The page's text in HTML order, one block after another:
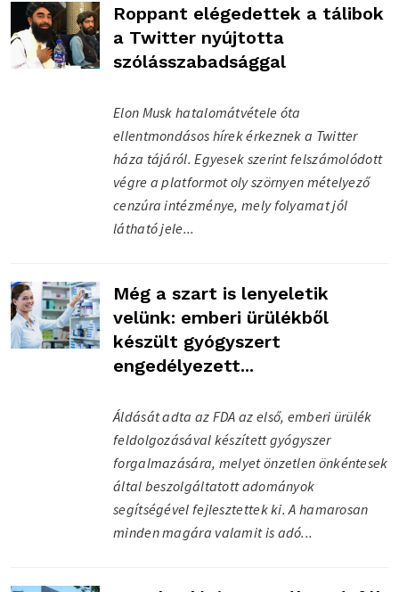
Roppant elégedettek a tálibok
a Twitter nyújtotta
szólásszabadsággal
Elon Musk hatalomátvétele óta
ellentmondásos hírek érkeznek a Twitter
háza tájáról. Egyesek szerint felszámolódott
végre a platformot oly szörnyen mételyező
cenzúra intézménye, mely folyamat jól
látható jele...
Még a szart is lenyeletik
velünk: emberi ürülékből
készült gyógyszert
engedélyezett...
Áldását adta az FDA az első, emberi ürülék
feldolgozásával készített gyógyszer
forgalmazására, melyet önzetlen önkéntesek
által beszolgáltatott adományok
segítségével fejlesztettek ki. A hamarosan
minden magára valamit is adó...